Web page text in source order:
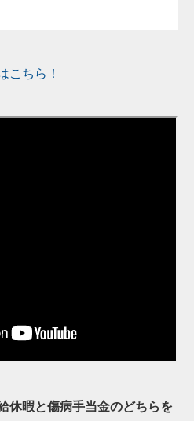
こちら！
休暇と傷病手当金のどちらを